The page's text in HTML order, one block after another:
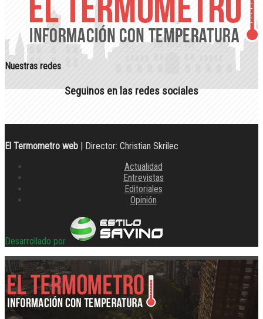
Nuestras redes
Seguinos en las redes sociales
El Termometro web | Director: Christian Skrilec
Actualidad
Entrevistas
Editoriales
Opinión
Desarrollado por